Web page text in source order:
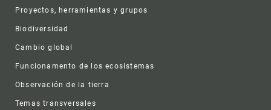
Proyectos, herramientas y grupos
Biodiversidad
Cambio global
Funcionamento de los ecosistemas
Observación de la tierra
Temas transversales